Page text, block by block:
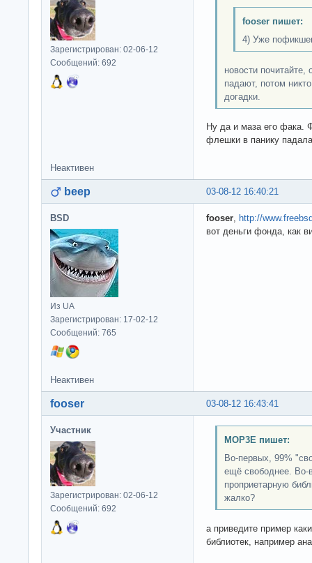
Зарегистрирован: 02-06-12
Сообщений: 692
fooser пишет:
4) Уже
новости почитайте,
падают, потом
догадки.
Ну да и маза его фака.
флешки в панику
Неактивен
03-08-12 16:40:21
beep
BSD
Из UA
Зарегистрирован: 17-02-12
Сообщений: 765
fooser, http://
вот деньги фонда, как
Неактивен
03-08-12 16:43:41
fooser
Участник
Зарегистрирован: 02-06-12
Сообщений: 692
MOP3E пишет:
Во-первых, 99%
ещё свободнее. Во-
проприетарную
жалко?
а приведите пример
библиотек, например